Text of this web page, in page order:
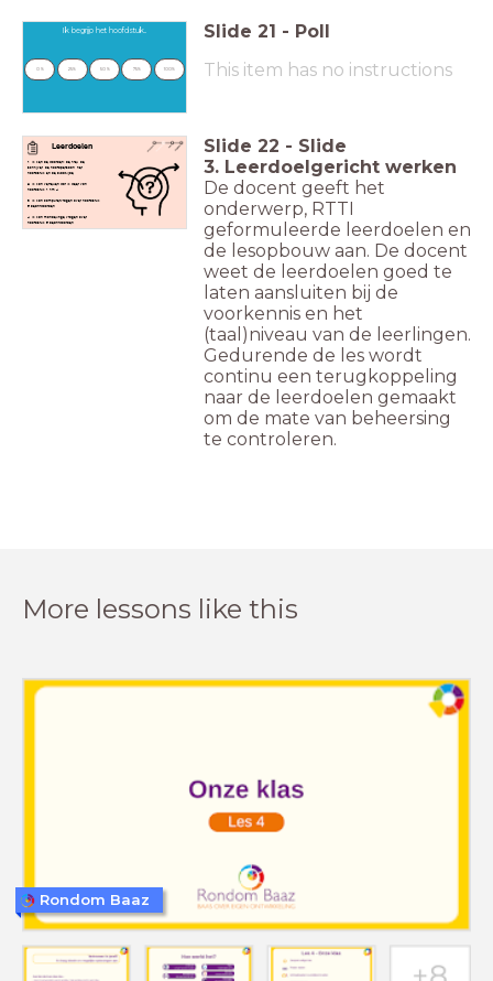
Ik begrijp het hoofdstuk..
0 % 25% 50 % 75% 100%
Slide 21 - Poll
This item has no instructions
Leerdoelen
1. Ik ken de woorden: de titel, de
schrijver, de hoofdpersoon, het
hoofdstuk en de bladzijde.
2. Ik kan vertellen wat ik weet van
hoofdstuk 1 t/m 4.
3. Ik kan computervragen over hoofdstuk
5 beantwoorden.
4. Ik kan mondelinge vragen over
hoofdstuk 5 beantwoorden.
Slide 22 - Slide
3. Leerdoelgericht werken
De docent geeft het
onderwerp, RTTI
geformuleerde leerdoelen en
de lesopbouw aan. De docent
weet de leerdoelen goed te
laten aansluiten bij de
voorkennis en het
(taal)niveau van de leerlingen.
Gedurende de les wordt
continu een terugkoppeling
naar de leerdoelen gemaakt
om de mate van beheersing
te controleren.
More lessons like this
Rondom Baaz